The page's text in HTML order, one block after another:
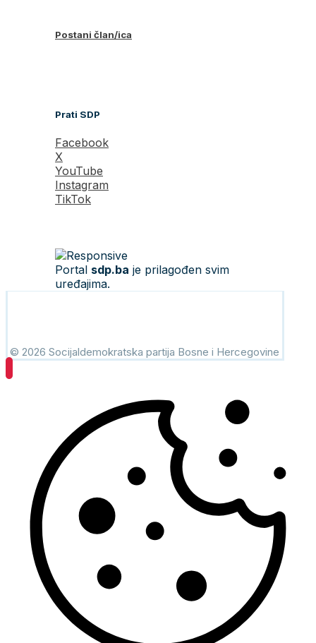
Postani član/ica
Prati SDP
Facebook
X
YouTube
Instagram
TikTok
Portal sdp.ba je prilagođen svim
uređajima.
© 2026 Socijaldemokratska partija Bosne i Hercegovine